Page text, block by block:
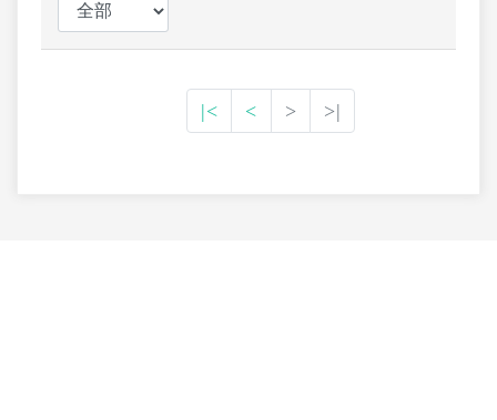
|< < > >|